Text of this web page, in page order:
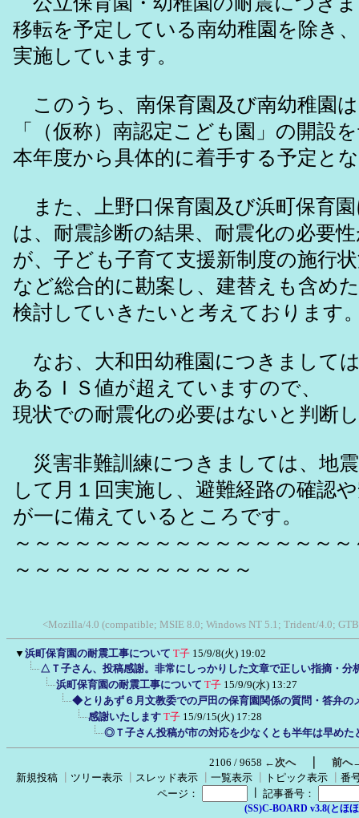
移転を予定している南幼稚園を除き
実施しています。
このうち、南保育園及び南幼稚園
「（仮称）南認定こども園」の開設
本年度から具体的に着手する予定と
また、上野口保育園及び浜町保育
は、耐震診断の結果、耐震化の必要
が、子ども子育て支援新制度の施行
など総合的に勘案し、建替えも含め
検討していきたいと考えております
なお、大和田幼稚園につきまして
あるＩＳ値が超えていますので、
現状での耐震化の必要はないと判断
災害非難訓練につきましては、地
して月１回実施し、避難経路の確認
が一に備えているところです。
～～～～～～～～～～～～～～～～
～～～～～～～～～～～～
<Mozilla/4.0 (compatible; MSIE 8.0; Windows NT 5.1; Trident/4.0;
▼ 浜町保育園の耐震工事について T子 15/9/8(火) 19:02
△Ｔ子さん、投稿感謝。非常にしっかりした文章で正しい指摘・分
浜町保育園の耐震工事について T子 15/9/9(水) 13:27
◆とりあず６月文教委での戸田の保育園関係の質問・答弁の
感謝いたします T子 15/9/15(火) 17:28
◎Ｔ子さん投稿が市の対応を少なくとも半年は早めた
2106 / 9658 ←次へ｜ 前へ
新規投稿
ツリー表示 スレッド表示 一覧表示 トピック表示
番
ページ：
記事番号：
(SS)C-BOARD v3.8(とほ